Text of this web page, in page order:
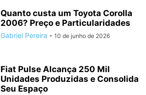
Quanto custa um Toyota Corolla
2006? Preço e Particularidades
Gabriel Pereira - 10 de junho de 2026
Fiat Pulse Alcança 250 Mil
Unidades Produzidas e Consolida
Seu Espaço